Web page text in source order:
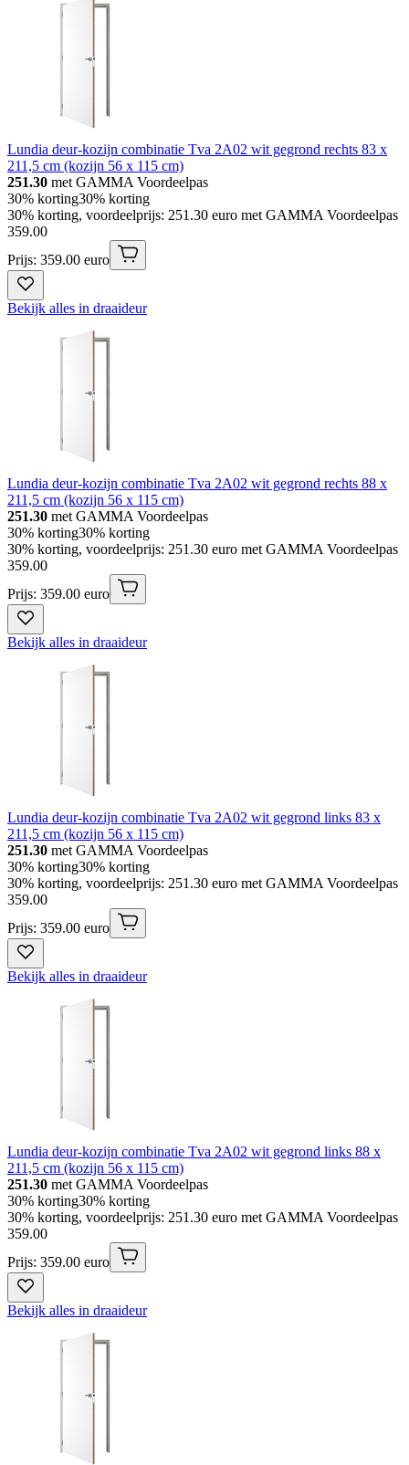
Lundia deur-kozijn combinatie Tva 2A02 wit gegrond rechts 83 x
211,5 cm (kozijn 56 x 115 cm)
251.30 met GAMMA Voordeelpas
30% korting30% korting
30% korting, voordeelprijs: 251.30 euro met GAMMA Voordeelpas
359.00
Prijs: 359.00 euro
Bekijk alles in draaideur
Lundia deur-kozijn combinatie Tva 2A02 wit gegrond rechts 88 x
211,5 cm (kozijn 56 x 115 cm)
251.30 met GAMMA Voordeelpas
30% korting30% korting
30% korting, voordeelprijs: 251.30 euro met GAMMA Voordeelpas
359.00
Prijs: 359.00 euro
Bekijk alles in draaideur
Lundia deur-kozijn combinatie Tva 2A02 wit gegrond links 83 x
211,5 cm (kozijn 56 x 115 cm)
251.30 met GAMMA Voordeelpas
30% korting30% korting
30% korting, voordeelprijs: 251.30 euro met GAMMA Voordeelpas
359.00
Prijs: 359.00 euro
Bekijk alles in draaideur
Lundia deur-kozijn combinatie Tva 2A02 wit gegrond links 88 x
211,5 cm (kozijn 56 x 115 cm)
251.30 met GAMMA Voordeelpas
30% korting30% korting
30% korting, voordeelprijs: 251.30 euro met GAMMA Voordeelpas
359.00
Prijs: 359.00 euro
Bekijk alles in draaideur